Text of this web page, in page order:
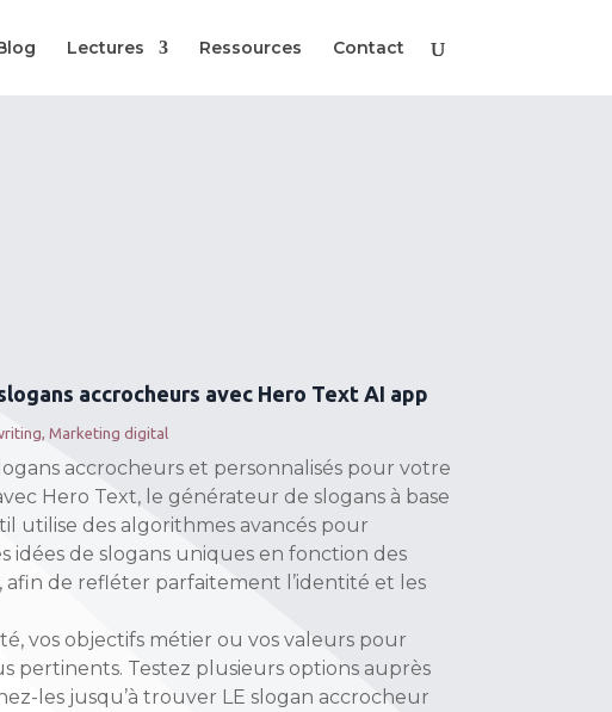
Lectures Ressources Contact
accrocheurs avec Hero Text AI app
,Marketing digital
accrocheurs et personnalisés pour votre
Hero Text, le générateur de slogans à base
utilise des algorithmes avancés pour
de slogans uniques en fonction des
afin de refléter parfaitement l’identité et les
vos objectifs métier ou vos valeurs pour
pertinents. Testez plusieurs options auprès
les jusqu’à trouver LE slogan accrocheur